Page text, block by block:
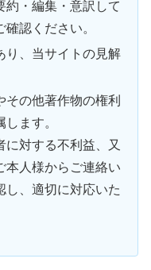
約・編集・意訳して
認ください。
り、当サイトの見解
の他著作物の権利
ます。
対する不利益、又
本人様からご連絡い
し、適切に対応いた